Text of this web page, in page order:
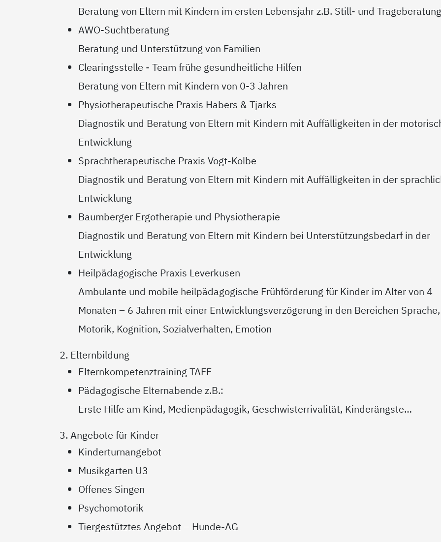
Beratung von Eltern mit Kindern im ersten Lebensjahr z.B. Still- und Trageberatung
AWO-Suchtberatung
Beratung und Unterstützung von Familien
Clearingsstelle - Team frühe gesundheitliche Hilfen
Beratung von Eltern mit Kindern von 0-3 Jahren
Physiotherapeutische Praxis Habers & Tjarks
Diagnostik und Beratung von Eltern mit Kindern mit Auffälligkeiten in der
Entwicklung
Sprachtherapeutische Praxis Vogt-Kolbe
Diagnostik und Beratung von Eltern mit Kindern mit Auffälligkeiten in der
Entwicklung
Baumberger Ergotherapie und Physiotherapie
Diagnostik und Beratung von Eltern mit Kindern bei Unterstützungsbedarf in der
Entwicklung
Heilpädagogische Praxis Leverkusen
Ambulante und mobile heilpädagogische Frühförderung für Kinder im Alter von 4
Monaten – 6 Jahren mit einer Entwicklungsverzögerung in den Bereichen Sprache,
Motorik, Kognition, Sozialverhalten, Emotion
2. Elternbildung
Elternkompetenztraining TAFF
Pädagogische Elternabende z.B.:
Erste Hilfe am Kind, Medienpädagogik, Geschwisterrivalität, Kinderängste…
3. Angebote für Kinder
Kinderturnangebot
Musikgarten U3
Offenes Singen
Psychomotorik
Tiergestütztes Angebot – Hunde-AG